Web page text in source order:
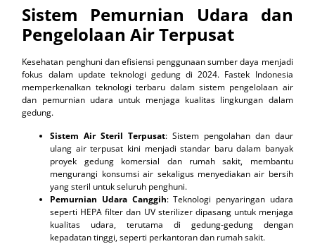
Sistem Pemurnian Udara dan
Pengelolaan Air Terpusat
Kesehatan penghuni dan efisiensi penggunaan sumber daya menjadi
fokus dalam update teknologi gedung di 2024. Fastek Indonesia
memperkenalkan teknologi terbaru dalam sistem pengelolaan air
dan pemurnian udara untuk menjaga kualitas lingkungan dalam
gedung.
Sistem Air Steril Terpusat: Sistem pengolahan dan daur
ulang air terpusat kini menjadi standar baru dalam banyak
proyek gedung komersial dan rumah sakit, membantu
mengurangi konsumsi air sekaligus menyediakan air bersih
yang steril untuk seluruh penghuni.
Pemurnian Udara Canggih: Teknologi penyaringan udara
seperti HEPA filter dan UV sterilizer dipasang untuk menjaga
kualitas udara, terutama di gedung-gedung dengan
kepadatan tinggi, seperti perkantoran dan rumah sakit.